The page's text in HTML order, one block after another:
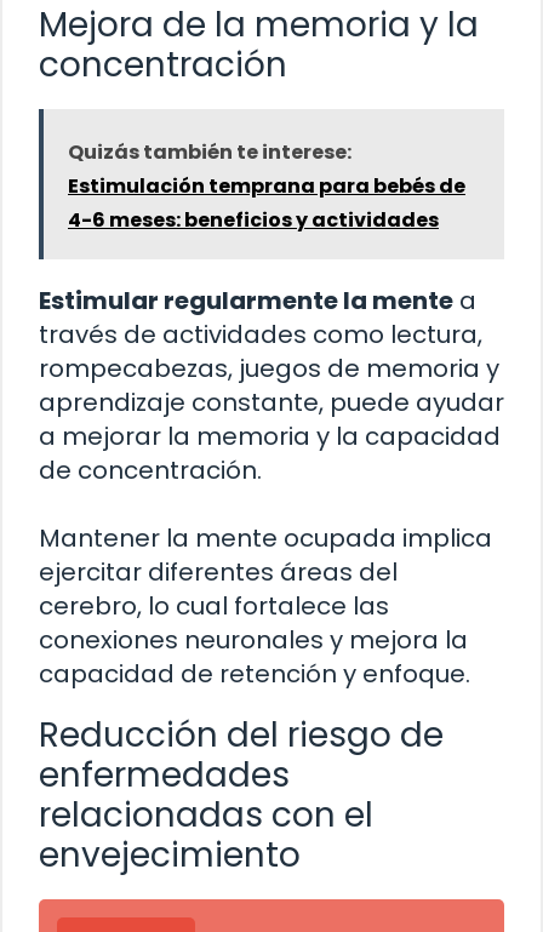
Mejora de la memoria y la
concentración
Quizás también te interese:
Estimulación temprana para bebés de
4-6 meses: beneficios y actividades
Estimular regularmente la mente a
través de actividades como lectura,
rompecabezas, juegos de memoria y
aprendizaje constante, puede ayudar
a mejorar la memoria y la capacidad
de concentración.
Mantener la mente ocupada implica
ejercitar diferentes áreas del
cerebro, lo cual fortalece las
conexiones neuronales y mejora la
capacidad de retención y enfoque.
Reducción del riesgo de
enfermedades
relacionadas con el
envejecimiento